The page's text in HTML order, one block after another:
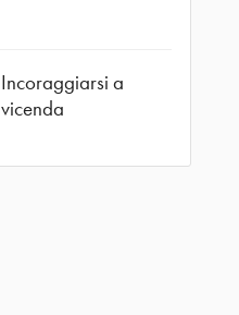
Incoraggiarsi a
vicenda